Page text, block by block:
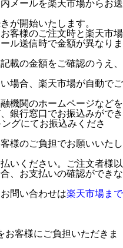
メールを楽天市場からお送
が開始いたします。
客様のご注文時と楽天市場
ル送信時で金額が異なりま
載の金額をご確認のうえ、
場合、楽天市場が自動でご
機関のホームページなどを
銀行窓口でお振込みができ
グにてお振込みくださ
様のご負担でお願いいたし
いください。ご注文者様以
、お支払いの確認ができな
問い合わせは楽天市場まで
お客様にご負担いただきま